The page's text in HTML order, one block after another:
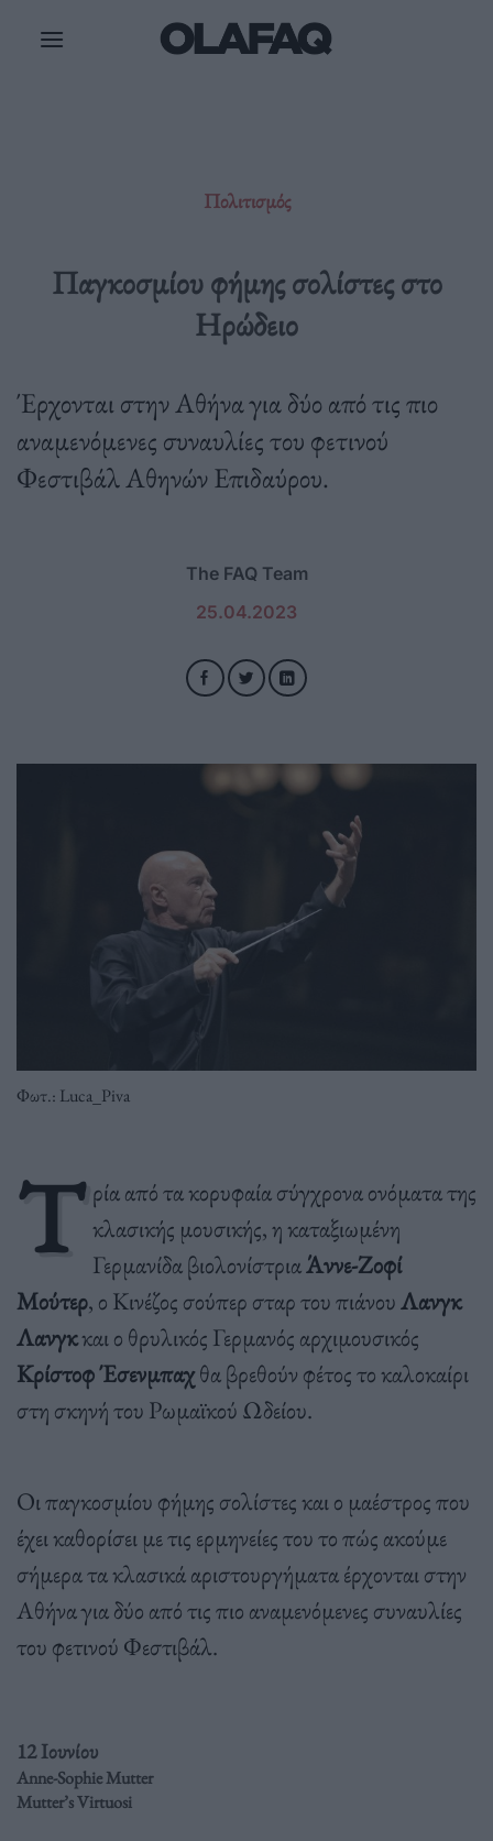
Πολιτισμός
Παγκοσμίου φήμης σολίστες στο
Ηρώδειο
Έρχονται στην Αθήνα για δύο από τις πιο
αναμενόμενες συναυλίες του φετινού
Φεστιβάλ Αθηνών Επιδαύρου.
The FAQ Team
25.04.2023
Φωτ.: Luca_Piva
Τ ρία από τα κορυφαία σύγχρονα ονόματα της
κλασικής μουσικής, η καταξιωμένη
Γερμανίδα βιολονίστριαΆννε-Ζοφί
Μούτερ, ο Κινέζος σούπερ σταρ του πιάνουΛανγκ
Λανγκκαι ο θρυλικός Γερμανός αρχιμουσικός
Κρίστοφ Έσενμπαχθα βρεθούν φέτος το καλοκαίρι
στη σκηνή του Ρωμαϊκού Ωδείου.
Οι παγκοσμίου φήμης σολίστες και ο μαέστρος που
έχει καθορίσει με τις ερμηνείες του το πώς ακούμε
σήμερα τα κλασικά αριστουργήματα έρχονται στην
Αθήνα για δύο από τις πιο αναμενόμενες συναυλίες
του φετινού Φεστιβάλ.
12 Ιουνίου
Anne-Sophie Mutter
Mutter’s Virtuosi